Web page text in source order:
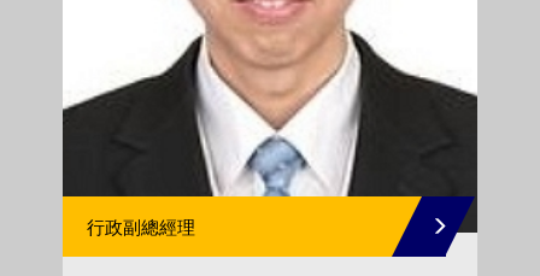
行政副總經理